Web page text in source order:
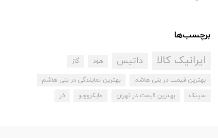
برچسب‌ها
ایرانیک کالا داتیس هود گاز
بهترین قیمت در بنی هاشم
بهترین نمایندگی در بنی هاشم
سینک
بهترین قیمت در تهران مایکروویو فر